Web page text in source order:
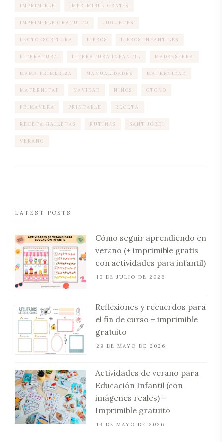
IMPRIMIBLE IMPRIMIBLE GRATIS
IMPRIMIBLE GRATUITO JUGUETES
LECTOESCRITURA LIBROS LIBROS INFANTILES
LITERATURA LITERATURA INFANTIL MADRESFERA
MAMA PRIMERIZA MANUALIDADES MATERNIDAD
MATERNITAT NAVIDAD NIÑOS OTOÑO
PRIMAVERA PRINTABLE RECETA
RECETA GALLETAS RUTINAS SANT JORDI
VERANO
LATEST POSTS
Cómo seguir aprendiendo en
verano (+ imprimible gratis
con actividades para infantil)
10 DE JULIO DE 2026
Reflexiones y recuerdos para
el fin de curso + imprimible
gratuito
29 DE MAYO DE 2026
Actividades de verano para
Educación Infantil (con
imágenes reales) –
Imprimible gratuito
19 DE MAYO DE 2026